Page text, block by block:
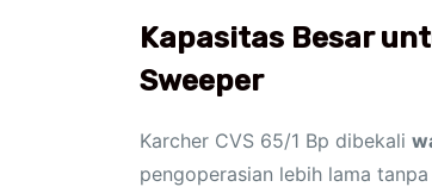
Kapasitas Besar
Sweeper
Karcher CVS 65/1 Bp dibekali
pengoperasian lebih lama